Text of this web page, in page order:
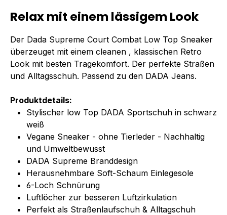
Relax mit einem lässigem Look
Der Dada Supreme Court Combat Low Top Sneaker
überzeuget mit einem cleanen , klassischen Retro
Look mit besten Tragekomfort. Der perfekte Straßen
und Alltagsschuh. Passend zu den DADA Jeans.
Produktdetails:
Stylischer low Top DADA Sportschuh in schwarz
weiß
Vegane Sneaker - ohne Tierleder - Nachhaltig
und Umweltbewusst
DADA Supreme Branddesign
Herausnehmbare Soft-Schaum Einlegesole
6-Loch Schnürung
Luftlöcher zur besseren Luftzirkulation
Perfekt als Straßenlaufschuh & Alltagschuh